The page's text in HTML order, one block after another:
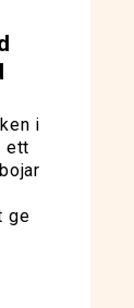
i
ett
ge